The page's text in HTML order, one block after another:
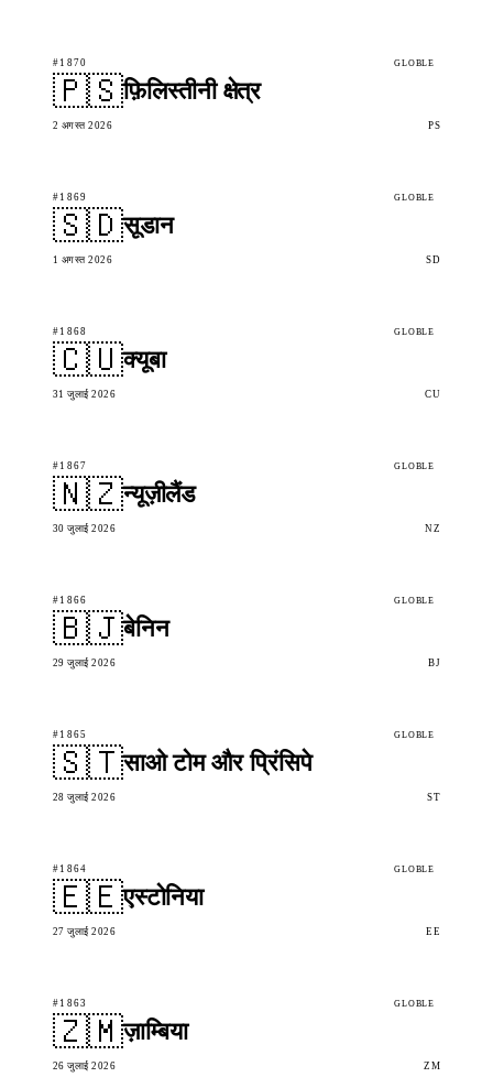
#1870 GLOBLE
🇵🇸फ़िलिस्तीनी क्षेत्र
2 अगस्त 2026 PS
#1869 GLOBLE
🇸🇩सूडान
1 अगस्त 2026 SD
#1868 GLOBLE
🇨🇺क्यूबा
31 जुलाई 2026 CU
#1867 GLOBLE
🇳🇿न्यूज़ीलैंड
30 जुलाई 2026 NZ
#1866 GLOBLE
🇧🇯बेनिन
29 जुलाई 2026 BJ
#1865 GLOBLE
🇸🇹साओ टोम और प्रिंसिपे
28 जुलाई 2026 ST
#1864 GLOBLE
🇪🇪एस्टोनिया
27 जुलाई 2026 EE
#1863 GLOBLE
🇿🇲ज़ाम्बिया
26 जुलाई 2026 ZM